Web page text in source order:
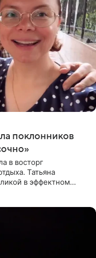
поклонников
в восторг
Татьяна
в эффектном